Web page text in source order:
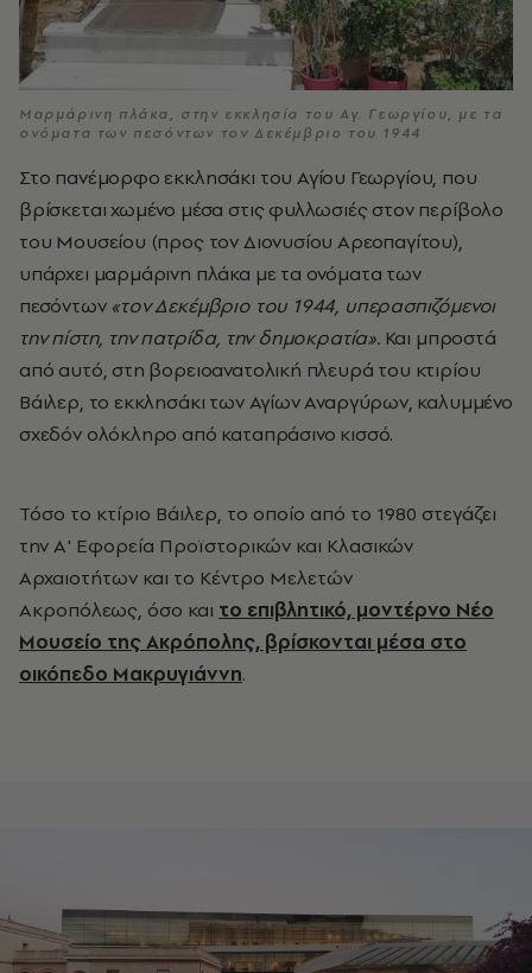
Μαρμάρινη πλάκα, στην εκκλησία του Αγ. Γεωργίου, με τα
ονόματα των πεσόντων τον Δεκέμβριο του 1944
Στο πανέμορφο εκκλησάκι του Αγίου Γεωργίου, που
βρίσκεται χωμένο μέσα στις φυλλωσιές στον περίβολο
του Μουσείου (προς τον Διονυσίου Αρεοπαγίτου),
υπάρχει μαρμάρινη πλάκα με τα ονόματα των
πεσόντων «τον Δεκέμβριο του 1944, υπερασπιζόμενοι
την πίστη, την πατρίδα, την δημοκρατία». Και μπροστά
από αυτό, στη βορειοανατολική πλευρά του κτιρίου
Βάιλερ, το εκκλησάκι των Αγίων Αναργύρων, καλυμμένο
σχεδόν ολόκληρο από καταπράσινο κισσό.
Τόσο το κτίριο Βάιλερ, το οποίο από το 1980 στεγάζει
την Α' Εφορεία Προϊστορικών και Κλασικών
Αρχαιοτήτων και το Κέντρο Μελετών
Ακροπόλεως, όσο και το επιβλητικό, μοντέρνο Νέο
Μουσείο της Ακρόπολης, βρίσκονται μέσα στο
οικόπεδο Μακρυγιάννη.